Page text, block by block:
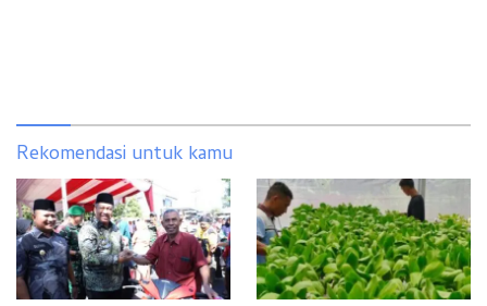
Rekomendasi untuk kamu